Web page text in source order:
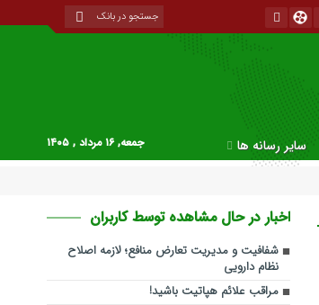
سایر رسانه ها جمعه, ۱۶ مرداد , ۱۴۰۵
اخبار در حال مشاهده توسط کاربران
شفافیت و مدیریت تعارض منافع؛ لازمه اصلاح
نظام دارویی
مراقب علائم هپاتیت باشید!